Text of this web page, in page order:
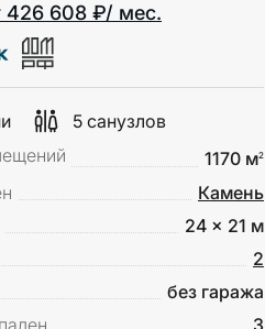
426 608 ₽/ мес.
5 санузлов
1170 м2
Камень
24 x 21 м
2
без гаража
3